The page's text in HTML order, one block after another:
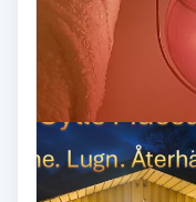
Brynfärgning
Brynplockning
Bröllopsuppsättning